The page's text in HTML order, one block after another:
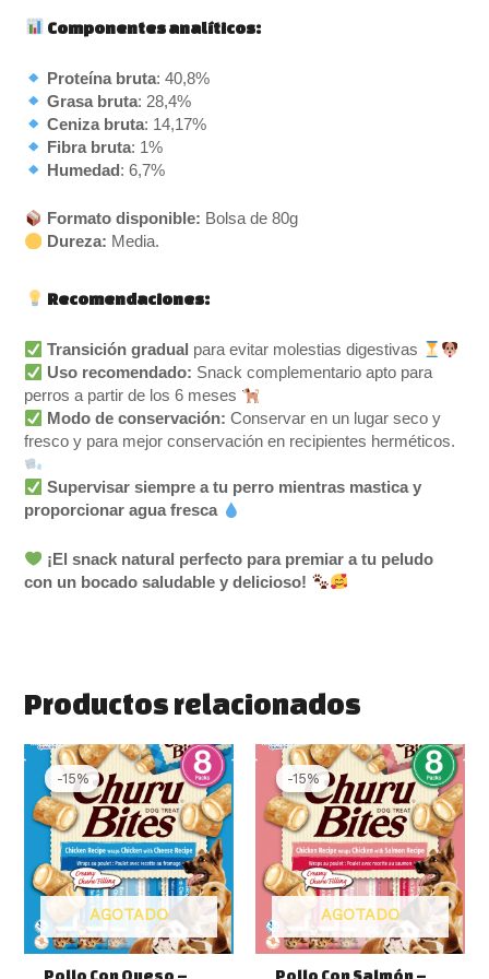
Componentes analíticos:
Proteína bruta: 40,8%
Grasa bruta: 28,4%
Ceniza bruta: 14,17%
Fibra bruta: 1%
Humedad : 6,7%
Formato disponible: Bolsa de 80g
Dureza: Media.
Recomendaciones:
Transición gradual para evitar molestias digestivas
Uso recomendado: Snack complementario apto para
perros a partir de los 6 meses
Modo de conservación: Conservar en un lugar seco y
fresco y para mejor conservación en recipientes herméticos.
Supervisar siempre a tu perro mientras mastica y
proporcionar agua fresca
¡El snack natural perfecto para premiar a tu peludo
con un bocado saludable y delicioso!
Productos relacionados
-15%
AGOTADO
-15%
El
precio
original
era:
6.50 €.
El
precio
actual
es:
5.50 €.
-15%
AGOTADO
-15%
El
precio
original
era:
6.50 €.
El
precio
actual
es:
5.50 €.